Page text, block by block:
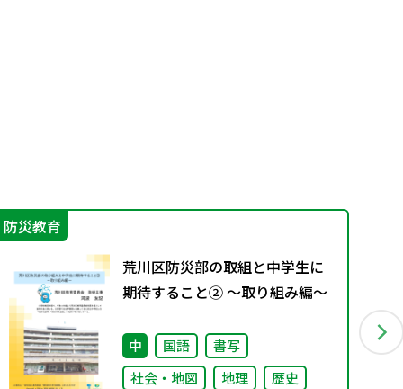
防災教育
荒川区防災部の取組と中学生に
期待すること② ～取り組み編～
中 国語
書写
社会・地図
地理 歴史